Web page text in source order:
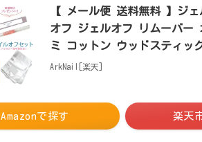
【 メール便 送料無料 】ジ
オフ ジェルオフ リムーバー
ミ コットン ウッドスティッ
ArkNail[楽天]
Amazonで探す 楽天